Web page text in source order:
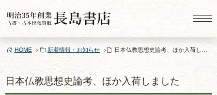
ン
ツ
ス
HOME 新着情報・お知らせ 日本仏教思想史論考、ほか入荷しました
日本仏教思想史論考、ほか入荷しました